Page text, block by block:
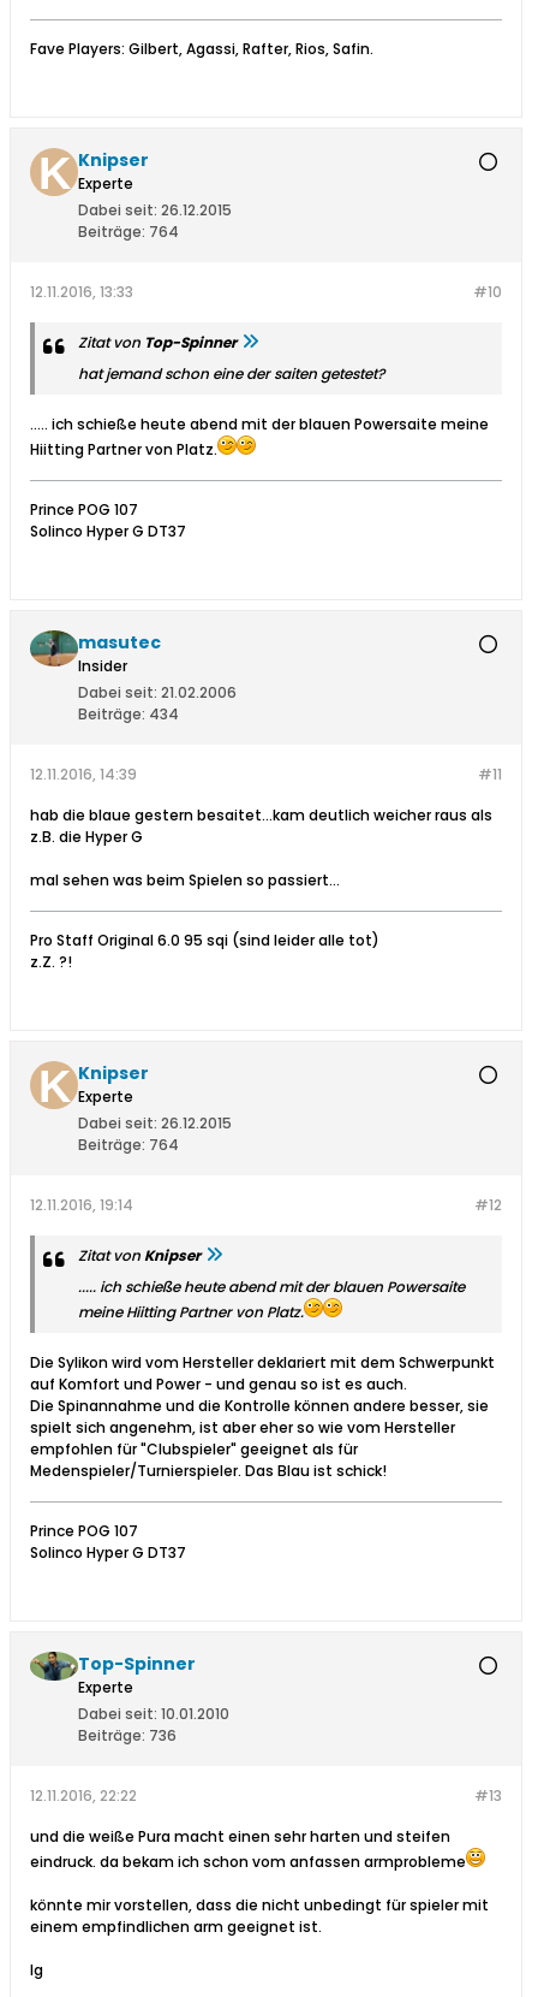
Fave Players: Gilbert, Agassi, Rafter, Rios, Safin.
Knipser
Experte
Dabei seit: 26.12.2015
Beiträge: 764
#10
12.11.2016, 13:33
Zitat von Top-Spinner
hat jemand schon eine der saiten getestet?
..... ich schieße heute abend mit der blauen Powersaite meine
Hiitting Partner von Platz.
Prince POG 107
Solinco Hyper G DT37
masutec
Insider
Dabei seit: 21.02.2006
Beiträge: 434
#11
12.11.2016, 14:39
hab die blaue gestern besaitet...kam deutlich weicher raus als
z.B. die Hyper G
mal sehen was beim Spielen so passiert...
Pro Staff Original 6.0 95 sqi (sind leider alle tot)
z.Z. ?!
Knipser
Experte
Dabei seit: 26.12.2015
Beiträge: 764
#12
12.11.2016, 19:14
Zitat vonKnipser
..... ich schieße heute abend mit der blauen Powersaite
meine Hiitting Partner von Platz.
Die Sylikon wird vom Hersteller deklariert mit dem Schwerpunkt
auf Komfort und Power - und genau so ist es auch.
Die Spinannahme und die Kontrolle können andere besser, sie
spielt sich angenehm, ist aber eher so wie vom Hersteller
empfohlen für "Clubspieler" geeignet als für
Medenspieler/Turnierspieler. Das Blau ist schick!
Prince POG 107
Solinco Hyper G DT37
Top-Spinner
Experte
Dabei seit: 10.01.2010
Beiträge: 736
#13
12.11.2016, 22:22
und die weiße Pura macht einen sehr harten und steifen
eindruck. da bekam ich schon vom anfassen armprobleme
könnte mir vorstellen, dass die nicht unbedingt für spieler mit
einem empfindlichen arm geeignet ist.
lg